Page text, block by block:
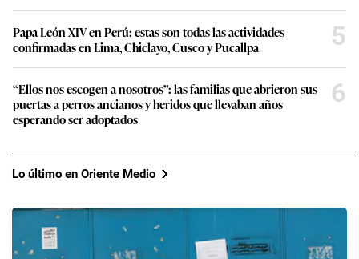
Papa León XIV en Perú: estas son todas las actividades
confirmadas en Lima, Chiclayo, Cusco y Pucallpa
5
“Ellos nos escogen a nosotros”: las familias que abrieron sus
puertas a perros ancianos y heridos que llevaban años
esperando ser adoptados
6
Lo último en Oriente Medio